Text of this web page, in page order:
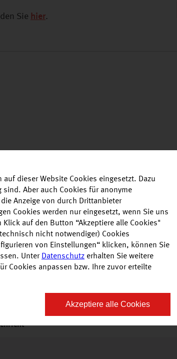
Sie hier.
*
dieser Website Cookies eingesetzt. Dazu
Aber auch Cookies für anonyme
Anzeige von durch Drittanbieter
Cookies werden nur eingesetzt, wenn Sie uns
auf den Button “Akzeptiere alle Cookies"
nicht notwendiger) Cookies
von Einstellungen“ klicken, können Sie
Unter Datenschutz erhalten Sie weitere
Cookies anpassen bzw. Ihre zuvor erteilte
Akzeptiere alle Cookies